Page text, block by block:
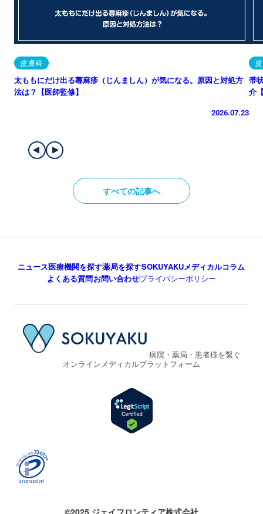
皮膚科
太ももにだけ出る蕁麻疹（じんましん）が気になる。原因と対処方
法は？【医師監修】
2026.07.23
帯
介
すべての記事へ
ニュース医療機関を探す薬局を探すSOKUYAKUメディカルコラム
よくある質問お問い合わせプライバシーポリシー
病院・薬局・患者様を繋ぐ
オンラインメディカルプラットフォーム